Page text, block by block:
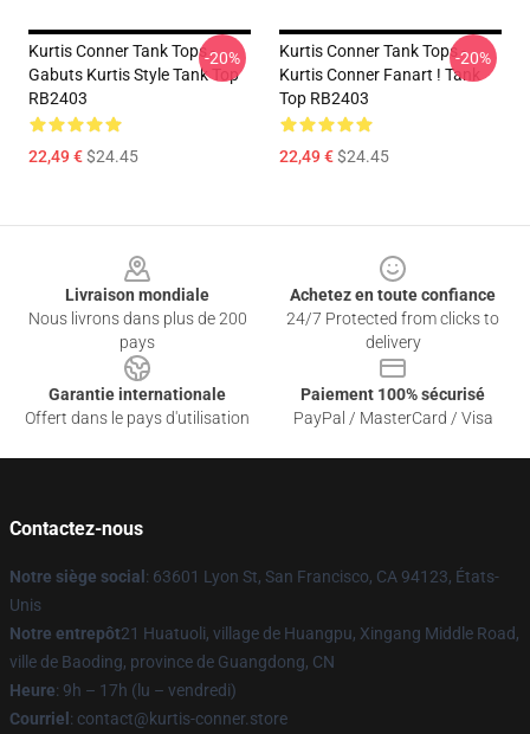
Kurtis Conner Tank Tops -
Gabuts Kurtis Style Tank Top
RB2403
22,49 €$24.45
-20%
Kurtis Conner Tank Tops -
Kurtis Conner Fanart ! Tank
Top RB2403
22,49 €$24.45
-20%
Livraison mondiale
Nous livrons dans plus de 200
pays
Achetez en toute confiance
24/7 Protected from clicks to
delivery
Garantie internationale
Offert dans le pays d'utilisation
Paiement 100% sécurisé
PayPal / MasterCard / Visa
Contactez-nous
Notre siège social : 63601 Lyon St, San Francisco, CA 94123, États-
Unis
Notre entrepôt21 Huatuoli, village de Huangpu, Xingang Middle Road,
ville de Baoding, province de Guangdong, CN
Heure: 9h – 17h (lu – vendredi)
Courriel : contact@kurtis-conner.store